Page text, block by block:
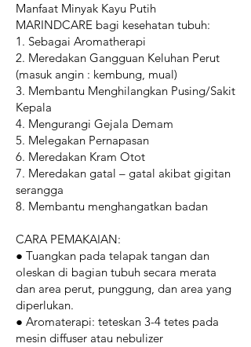
Manfaat Minyak Kayu Putih
MARINDCARE bagi kesehatan tubuh:
1. Sebagai Aromatherapi
2. Meredakan Gangguan Keluhan Perut
(masuk angin : kembung, mual)
3. Membantu Menghilangkan Pusing/Sakit
Kepala
4. Mengurangi Gejala Demam
5. Melegakan Pernapasan
6. Meredakan Kram Otot
7. Meredakan gatal – gatal akibat gigitan
serangga
8. Membantu menghangatkan badan
CARA PEMAKAIAN:
● Tuangkan pada telapak tangan dan
oleskan di bagian tubuh secara merata
dan area perut, punggung, dan area yang
diperlukan.
● Aromaterapi: teteskan 3-4 tetes pada
mesin diffuser atau nebulizer